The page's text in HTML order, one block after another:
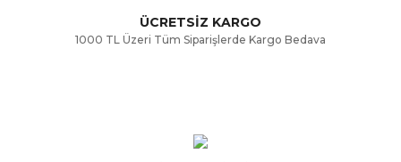
Gönder
ÜCRETSİZ KARGO
1000 TL Üzeri Tüm Siparişlerde Kargo Bedava